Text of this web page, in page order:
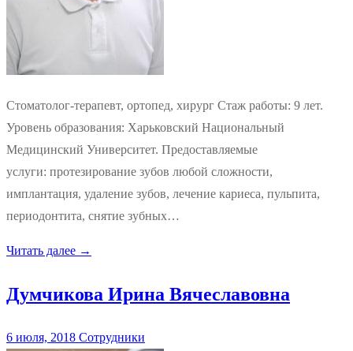
Стоматолог-терапевт, ортопед, хирург Стаж работы: 9 лет.
Уровень образования: Харьковский Национальный
Медицинский Университет. Предоставляемые
услуги: протезирование зубов любой сложности,
имплантация, удаление зубов, лечение кариеса, пульпита,
периодонтита, снятие зубных…
Читать далее →
Думчикова Ирина Вячеславовна
6 июля, 2018 Сотрудники